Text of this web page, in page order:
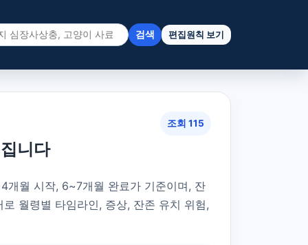
검색 편집원칙 보기
조회 115
니다
개월 시작, 6~7개월 완료가 기준이며, 잔
월령별 타임라인, 증상, 잔존 유치 위험,